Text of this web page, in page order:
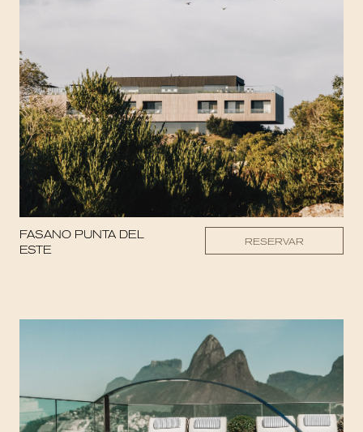
FASANO PUNTA DEL
ESTE
RESERVAR